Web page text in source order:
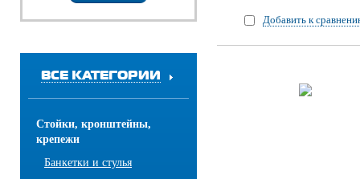
ВСЕ КАТЕГОРИИ
Стойки, кронштейны,
крепежи
Банкетки и стулья
Добавить к